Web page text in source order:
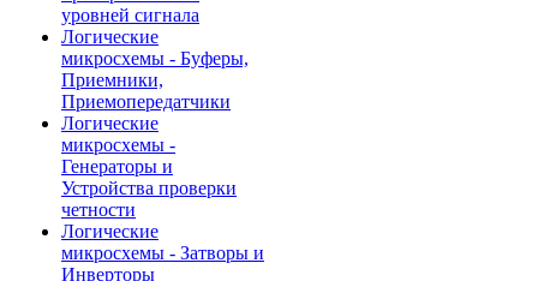
уровней сигнала
Логические
микросхемы - Буферы,
Приемники,
Приемопередатчики
Логические
микросхемы -
Генераторы и
Устройства проверки
четности
Логические
микросхемы - Затворы и
Инверторы